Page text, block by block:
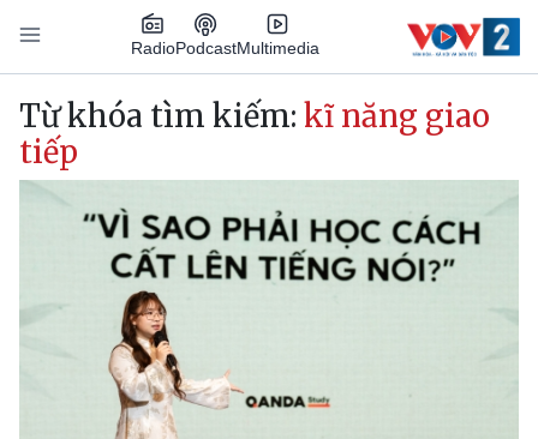
Nhảy đến nội dung
RadioPodcastMultimedia
Main navigation
Từ khóa tìm kiếm: kĩ năng giao
tiếp